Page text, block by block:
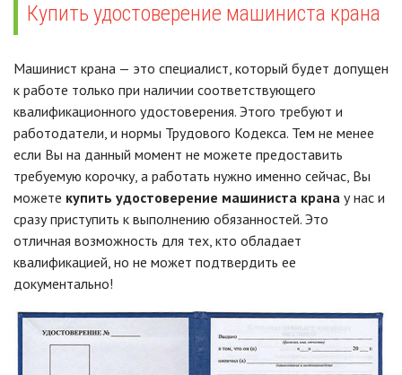
Купить удостоверение машиниста крана
Машинист крана — это специалист, который будет допущен
к работе только при наличии соответствующего
квалификационного удостоверения. Этого требуют и
работодатели, и нормы Трудового Кодекса. Тем не менее
если Вы на данный момент не можете предоставить
требуемую корочку, а работать нужно именно сейчас, Вы
можете купить удостоверение машиниста крана у нас и
сразу приступить к выполнению обязанностей. Это
отличная возможность для тех, кто обладает
квалификацией, но не может подтвердить ее
документально!